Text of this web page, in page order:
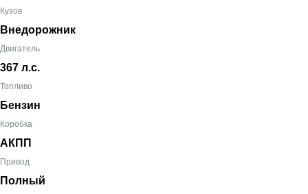
Кузов
Внедорожник
Двигатель
367 л.с.
Топливо
Бензин
Коробка
АКПП
Привод
Полный